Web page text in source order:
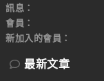
訊息
會員
新加入的會員
最新文章